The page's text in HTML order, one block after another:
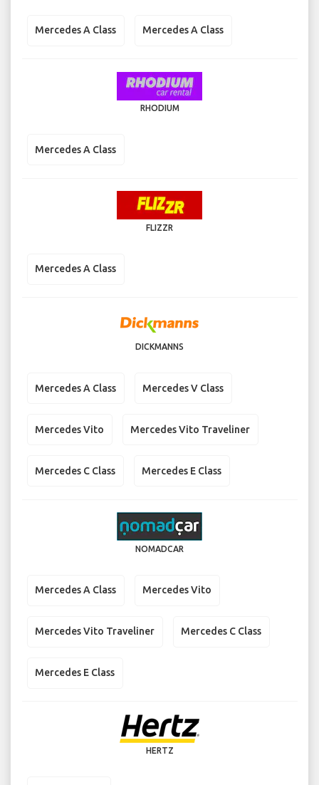
Mercedes A Class Mercedes A Class
RHODIUM
Mercedes A Class
FLIZZR
Mercedes A Class
DICKMANNS
Mercedes A Class Mercedes V Class
Mercedes Vito Mercedes Vito Traveliner
Mercedes C Class Mercedes E Class
NOMADCAR
Mercedes A Class Mercedes Vito
Mercedes Vito Traveliner Mercedes C Class
Mercedes E Class
HERTZ